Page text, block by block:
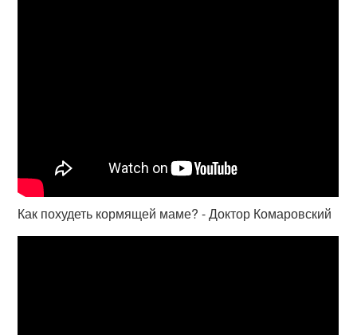
Как похудеть кормящей маме? - Доктор Комаровский